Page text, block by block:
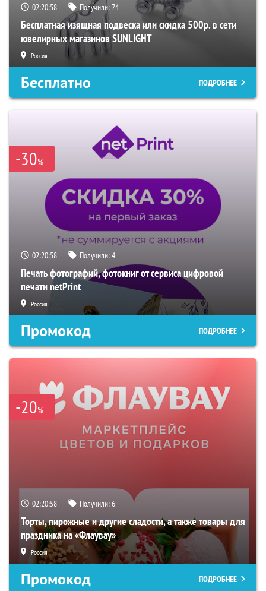
02:20:57 Получили:74
Бесплатная изящная подвеска или скидка 500р. в сети
ювелирных магазинов SUNLIGHT
Россия
Бесплатно ПОДРОБНЕЕ
-30%
02:20:57 Получили:4
Печать фотографий, фотокниг от сервиса цифровой
печати netPrint
Россия
Промокод ПОДРОБНЕЕ
-20%
02:20:57 Получили:6
Торты, пирожные и другие сладости, а также товары для
праздника на «Флаувау»
Россия
Промокод ПОДРОБНЕЕ